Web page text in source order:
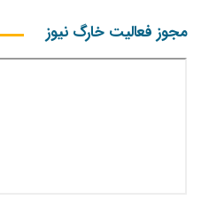
مجوز فعالیت خارگ نیوز